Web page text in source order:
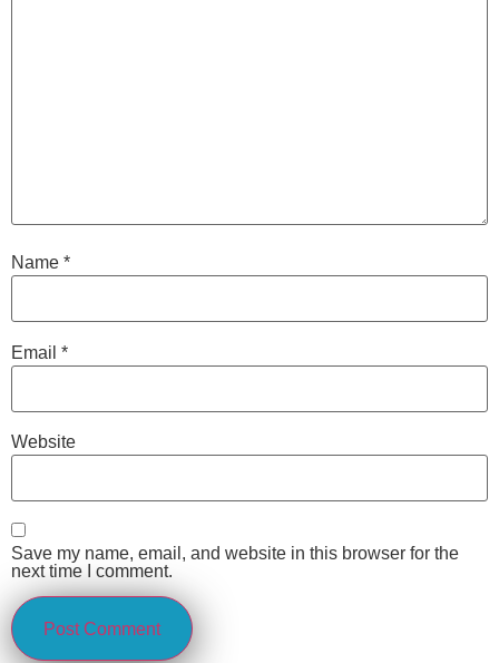
Name *
Email *
Website
Save my name, email, and website in this browser for the
next time I comment.